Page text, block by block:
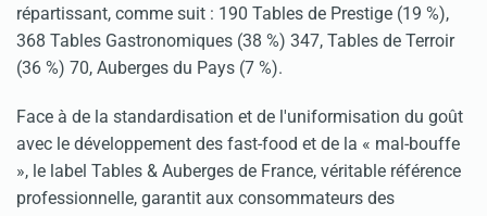
répartissant, comme suit : 190 Tables de Prestige (19 %),
368 Tables Gastronomiques (38 %) 347, Tables de Terroir
(36 %) 70, Auberges du Pays (7 %).
Face à de la standardisation et de l'uniformisation du goût
avec le développement des fast-food et de la « mal-bouffe
», le label Tables & Auberges de France, véritable référence
professionnelle, garantit aux consommateurs des